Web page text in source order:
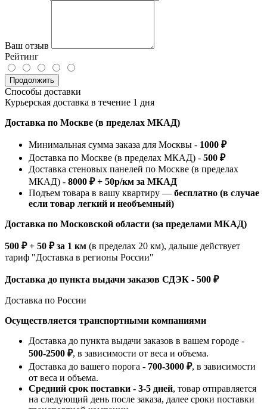
Ваш отзыв
Рейтинг
Продолжить
Способы доставки
Курьерская доставка в течение 1 дня
Доставка по Москве (в пределах МКАД)
Минимальная сумма заказа для Москвы - 1000 ₽
Доставка по Москве (в пределах МКАД) - 500 ₽
Доставка стеновых панелей по Москве (в пределах
МКАД) - 8000 ₽ + 50р/км за МКАД
Подъем товара в вашу квартиру — бесплатно (в случае
если товар легкий и необъемный)
Доставка по Московской области (за пределами МКАД)
500 ₽ + 50 ₽ за 1 км (в пределах 20 км), дальше действует
тариф "Доставка в регионы России"
Доставка до пункта выдачи заказов СДЭК - 500 ₽
Доставка по России
Осуществляется транспортными компаниями
Доставка до пункта выдачи заказов в вашем городе -
500-2500 ₽, в зависимости от веса и объема.
Доставка до вашего порога - 700-3000 ₽, в зависимости
от веса и объема.
Средний срок поставки - 3-5 дней, товар отправляется
на следующий день после заказа, далее сроки поставки